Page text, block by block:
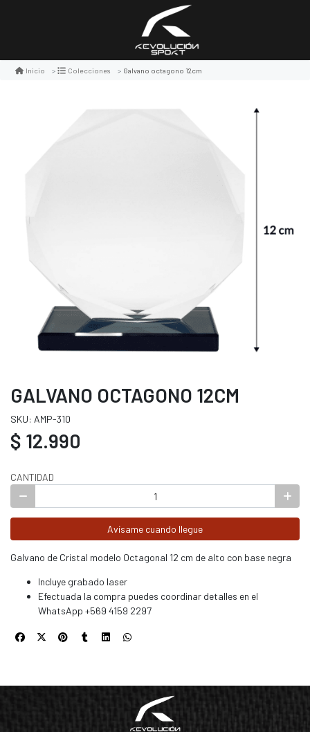
Inicio Colecciones Galvano octagono 12cm
GALVANO OCTAGONO 12CM
SKU: AMP-310
$ 12.990
CANTIDAD
Avísame cuando llegue
Galvano de Cristal modelo Octagonal 12 cm de alto con base negra
Incluye grabado laser
Efectuada la compra puedes coordinar detalles en el
WhatsApp +569 4159 2297